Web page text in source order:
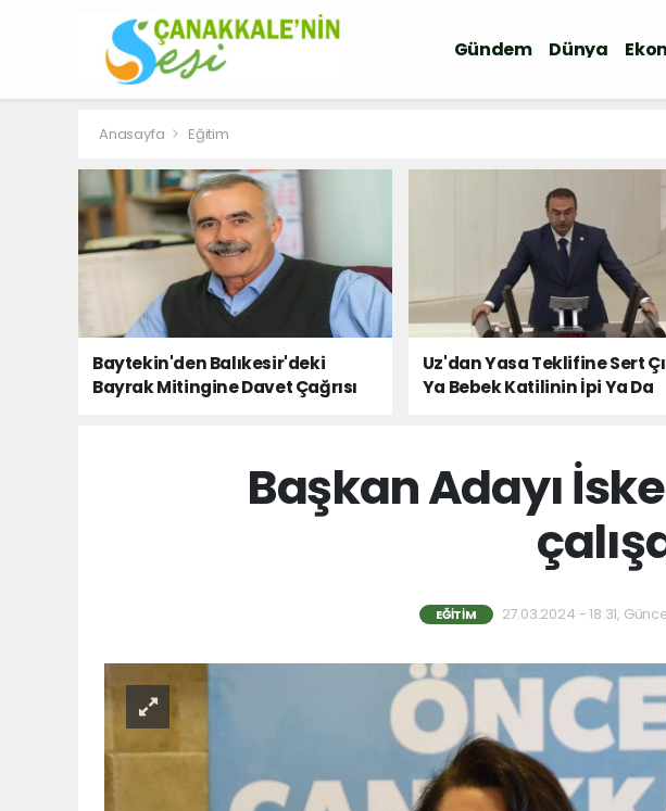
Gündem Dünya
Anasayfa Eğitim
Baytekin'den Balıkesir'deki
Bayrak Mitingine Davet Çağrısı
Uz'dan Yasa Teklifine Sert
Ya Bebek Katilinin İpi Ya Da
Başkan Adayı
EĞITIM 27.03.2024 - 18:31,